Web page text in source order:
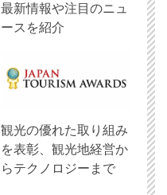
最新情報や注目のニュ
ースを紹介
観光の優れた取り組み
を表彰、観光地経営か
らテクノロジーまで